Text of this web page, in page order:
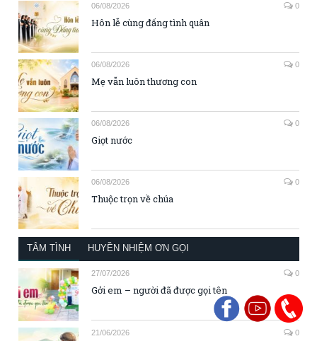
06/08/2026 0
Hôn lễ cùng đấng tình quân
06/08/2026 0
Mẹ vẫn luôn thương con
06/08/2026 0
Giọt nước
06/08/2026 0
Thuộc trọn về chúa
TÂM TÌNH HUYỀN NHIỆM ƠN GỌI
27/07/2026 0
Gởi em – người đã được gọi tên
21/06/2026 0